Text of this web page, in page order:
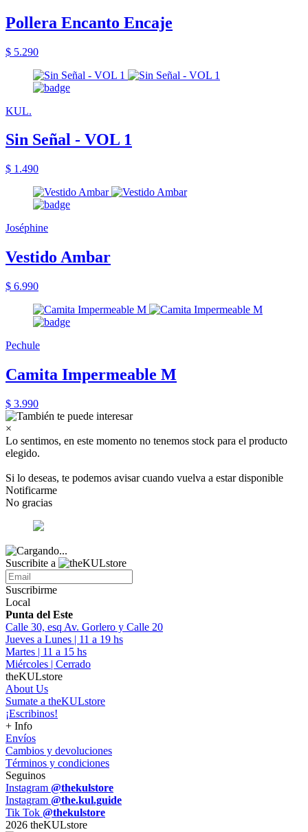
Pollera Encanto Encaje
$ 5.290
KUL.
Sin Señal - VOL 1
$ 1.490
Joséphine
Vestido Ambar
$ 6.990
Pechule
Camita Impermeable M
$ 3.990
×
Lo sentimos, en este momento no tenemos stock para el producto
elegido.
Si lo deseas, te podemos avisar cuando vuelva a estar disponible
Notificarme
No gracias
Suscribite a
Suscribirme
Local
Punta del Este
Calle 30, esq Av. Gorlero y Calle 20
Jueves a Lunes | 11 a 19 hs
Martes | 11 a 15 hs
Miércoles | Cerrado
theKULstore
About Us
Sumate a theKULstore
¡Escribinos!
+ Info
Envíos
Cambios y devoluciones
Términos y condiciones
Seguinos
Instagram @thekulstore
Instagram @the.kul.guide
Tik Tok @thekulstore
2026 theKULstore